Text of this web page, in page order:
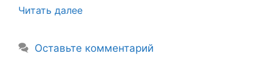
Читать далее
Оставьте комментарий